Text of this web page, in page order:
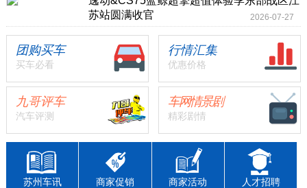
苏站圆满收官
2026-07-27
团购买车
买车必看
行情汇集
优惠价格
九哥评车
汽车评测
车网情景剧
精彩剧情
苏州车讯 商家促销 商家活动 人才招聘